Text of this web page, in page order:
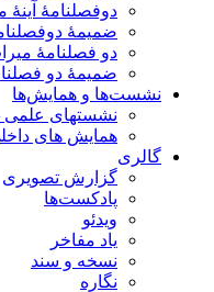
دوفصلنامۀ آینۀ
ضمیمۀ
دو فصلنامۀ
ضمیمۀ دو
نشست‌ها و همایش‌ها
نشستهای
همایش های
گالری
گزارش تصویری
پادکست‌ها
ویدئو
یاد مفاخر
نسخه و سند
نگاره